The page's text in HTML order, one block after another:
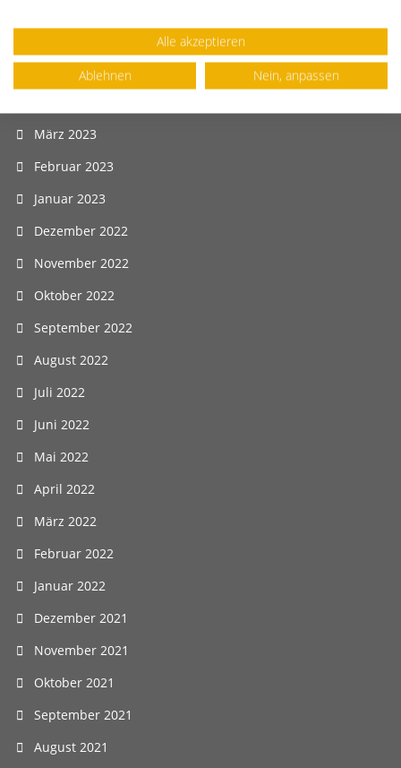
Mai 2023
März 2023
Februar 2023
Januar 2023
Dezember 2022
November 2022
Oktober 2022
September 2022
August 2022
Juli 2022
Juni 2022
Mai 2022
April 2022
März 2022
Februar 2022
Januar 2022
Dezember 2021
November 2021
Oktober 2021
September 2021
August 2021
Alle akzeptieren
Ablehnen
Nein, anpassen